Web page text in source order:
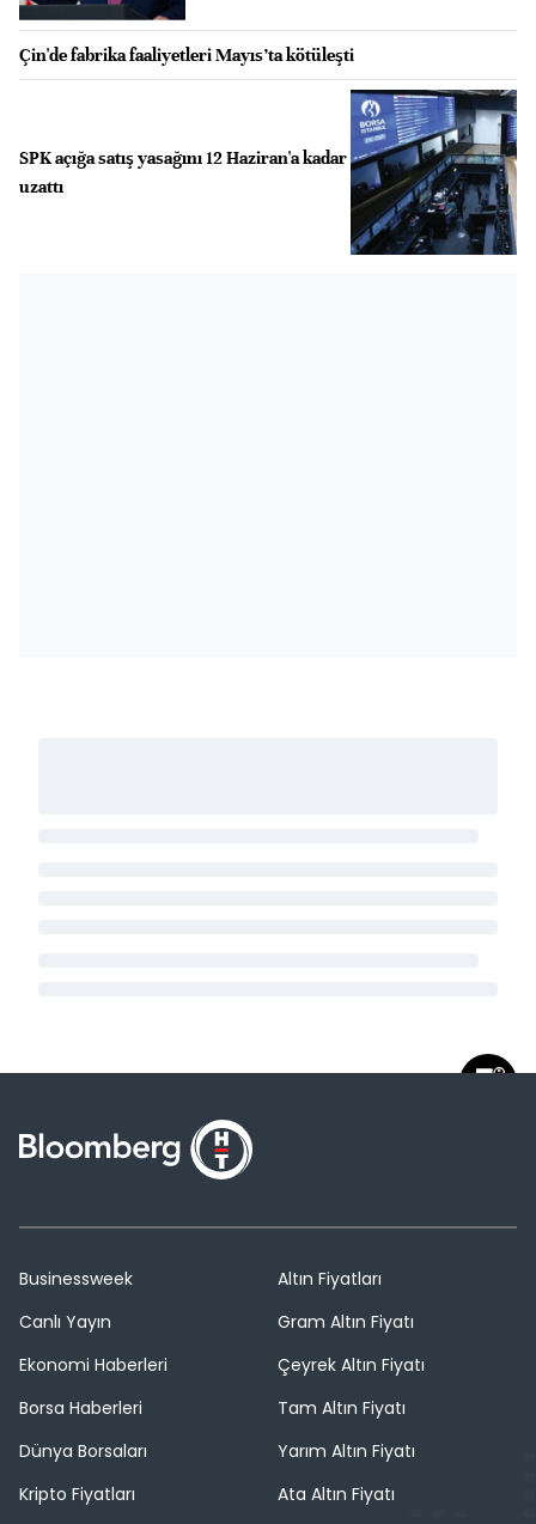
Çin'de fabrika faaliyetleri Mayıs’ta kötüleşti
SPK açığa satış yasağını 12 Haziran'a kadar
uzattı
Businessweek
Canlı Yayın
Ekonomi Haberleri
Borsa Haberleri
Dünya Borsaları
Kripto Fiyatları
Altın Fiyatları
Gram Altın Fiyatı
Çeyrek Altın Fiyatı
Tam Altın Fiyatı
Yarım Altın Fiyatı
Ata Altın Fiyatı